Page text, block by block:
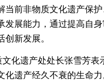
前非物质文化遗产保
发展能力，通过提高自
新发展。
化遗产处处长张雪芳
遗产经久不衰的生命